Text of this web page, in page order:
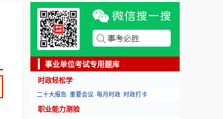
事业单位考试专用题库
时政轻松学
二十大报告 重要会议 每月时政 时政打卡
职业能力测验